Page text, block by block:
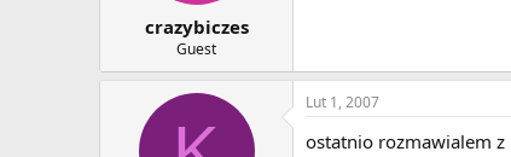
crazybiczes
Guest
Lut 1, 2007
ostatnio rozmawialem